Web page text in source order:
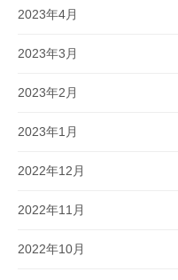
2023年4月
2023年3月
2023年2月
2023年1月
2022年12月
2022年11月
2022年10月